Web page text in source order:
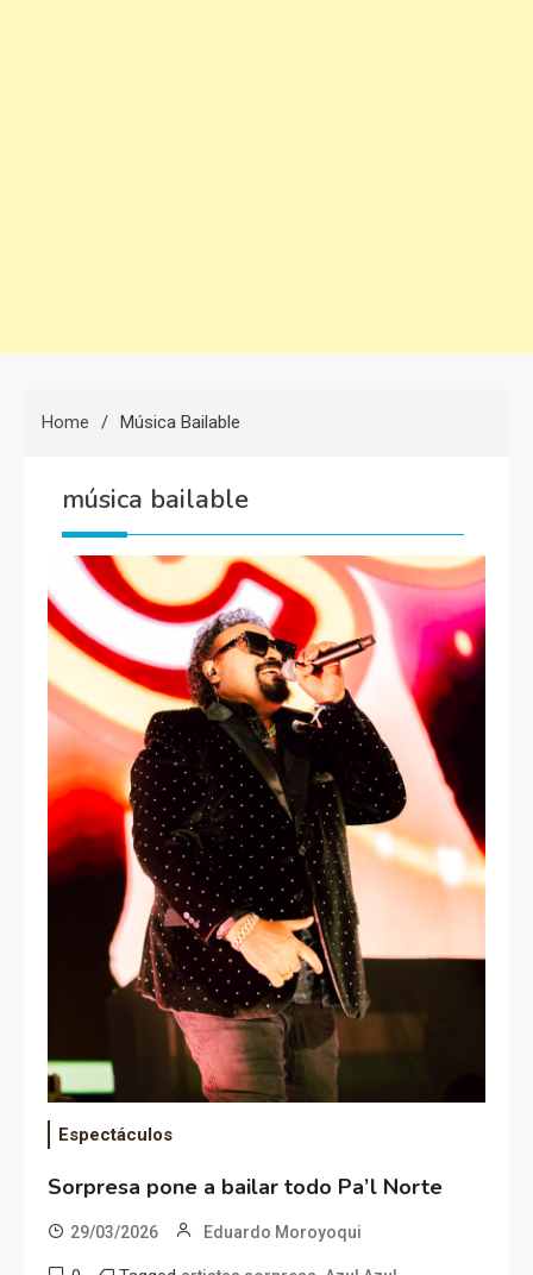
Home Música Bailable
música bailable
Espectáculos
Sorpresa pone a bailar todo Pa’l Norte
29/03/2026 Eduardo Moroyoqui